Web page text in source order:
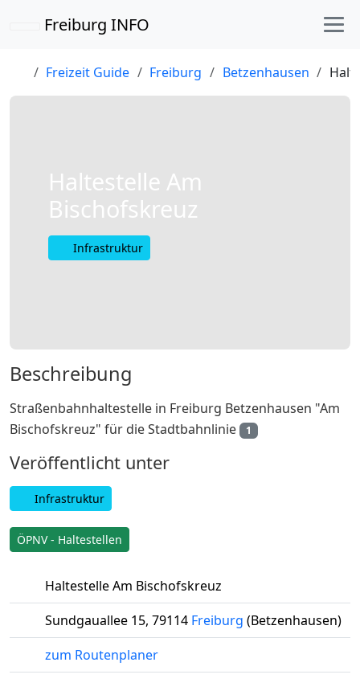
Freiburg INFO
Freizeit Guide Freiburg Betzenhausen
Haltestelle Am
Bischofskreuz
Infrastruktur
Beschreibung
Straßenbahnhaltestelle in Freiburg Betzenhausen "Am
Bischofskreuz" für die Stadtbahnlinie
1
Veröffentlicht unter
Infrastruktur
ÖPNV - Haltestellen
Haltestelle Am Bischofskreuz
Sundgauallee 15, 79114 Freiburg (Betzenhausen)
zum Routenplaner